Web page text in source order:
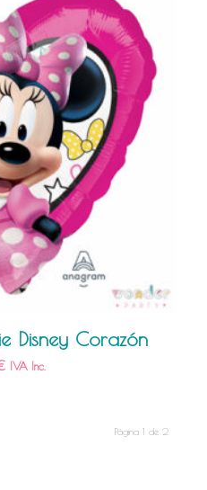
Disney Corazón
IVA Inc.
Página 1 de 2